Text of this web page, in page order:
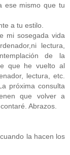
ese mismo que tu
a tu estilo.
mi sosegada vida
lectura,
de la
que he vuelto al
lectura, etc.
próxima consulta
que volver a
Abrazos.
la hacen los